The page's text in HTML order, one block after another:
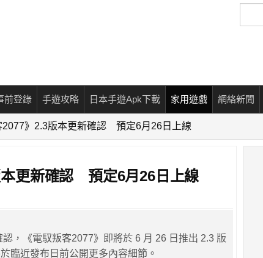
尋
前登錄 手遊攻略 日本手遊Apk下載 家用遊戲 網絡新聞
2077》2.3版本更新確認 預定6月26日上線
更新確認 預定6月26日上線
，《電馭叛客2077》即將於 6 月 26 日推出 2.3 版
臨近發布日前公開更多內容細節。